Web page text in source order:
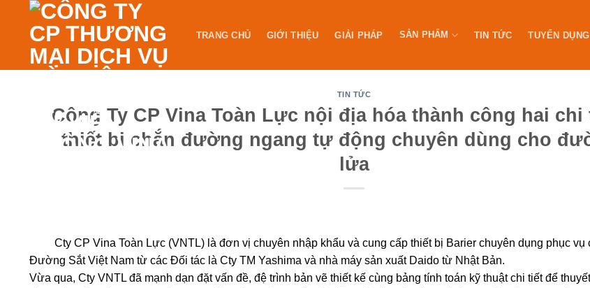
content
TRANG CHỦ GIỚI THIỆU GIẢI PHÁP SẢN PHẨM TIN TỨC TUYỂN DỤNG
TIN TỨC
Công Ty CP Vina Toàn Lực nội địa hóa thành công hai chi
thiết bị chắn đường ngang tự động chuyên dùng cho
lửa
Cty CP Vina Toàn Lực (VNTL) là đơn vị chuyên nhập khẩu và cung cấp thiết bị Barier chuyên dụng phục vụ
Đường Sắt Việt Nam từ các Đối tác là Cty TM Yashima và nhà máy sản xuất Daido từ Nhật Bản.
Vừa qua, Cty VNTL đã mạnh dạn đặt vấn đề, đệ trình bản vẽ thiết kế cùng bảng tính toán kỹ thuật chi tiết để